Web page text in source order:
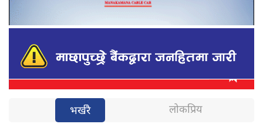
भर्खरै लोकप्रिय